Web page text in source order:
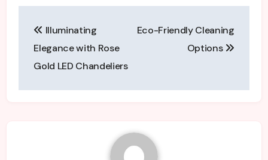
navigation
Illuminating
Elegance with Rose
Gold LED Chandeliers
Eco-Friendly Cleaning
Options